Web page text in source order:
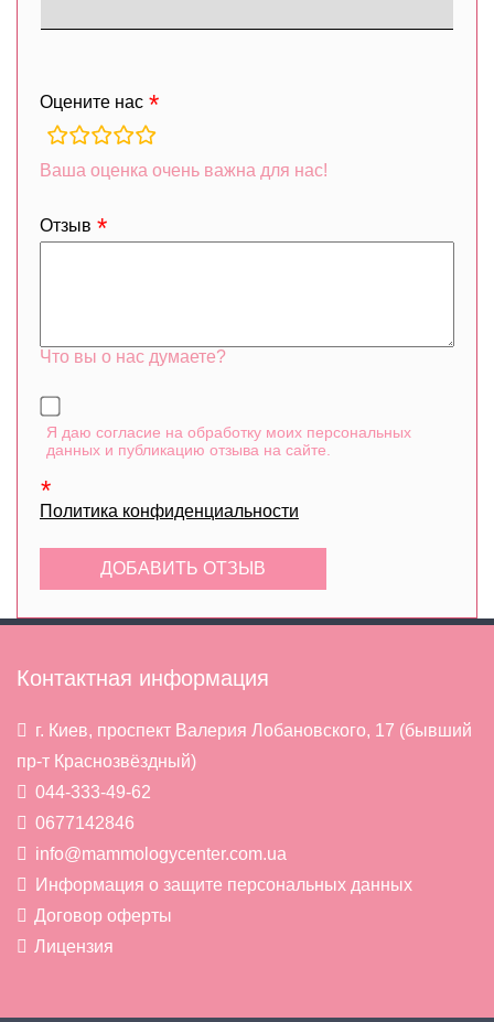
Оцените нас
rating
fields
Ваша оценка очень важна для нас!
Отзыв
Что вы о нас думаете?
Я даю согласие на обработку моих персональных
данных и публикацию отзыва на сайте.
Политика конфиденциальности
Контактная информация
г. Киев, проспект Валерия Лобановского, 17 (бывший
пр-т Краснозвёздный)
044-333-49-62
0677142846
info@mammologycenter.com.ua
Информация о защите персональных данных
Договор оферты
Лицензия